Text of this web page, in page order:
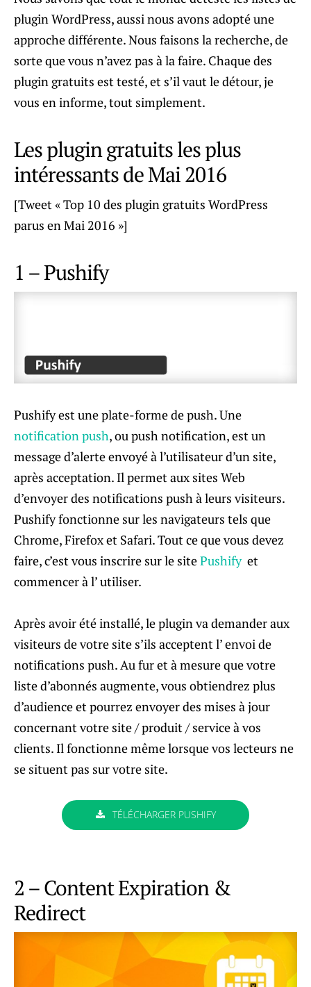
plugin WordPress, aussi nous avons adopté une
approche différente. Nous faisons la recherche, de
sorte que vous n’avez pas à la faire. Chaque des
plugin gratuits est testé, et s’il vaut le détour, je
vous en informe, tout simplement.
Les plugin gratuits les plus
intéressants de Mai 2016
[Tweet « Top 10 des plugin gratuits WordPress
parus en Mai 2016 »]
1 – Pushify
Pushify est une plate-forme de push. Une
notification push, ou push notification, est un
message d’alerte envoyé à l’utilisateur d’un site,
après acceptation. Il permet aux sites Web
d’envoyer des notifications push à leurs visiteurs.
Pushify fonctionne sur les navigateurs tels que
Chrome, Firefox et Safari. Tout ce que vous devez
faire, c’est vous inscrire sur le sitePushifyet
commencer à l’ utiliser.
Après avoir été installé, le plugin va demander aux
visiteurs de votre site s’ils acceptent l’ envoi de
notifications push. Au fur et à mesure que votre
liste d’abonnés augmente, vous obtiendrez plus
d’audience et pourrez envoyer des mises à jour
concernant votre site / produit / service à vos
clients. Il fonctionne même lorsque vos lecteurs ne
se situent pas sur votre site.
TÉLÉCHARGER PUSHIFY
2 – Content Expiration &
Redirect